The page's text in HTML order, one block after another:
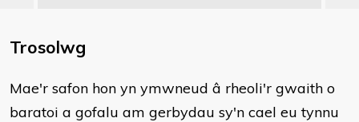
Trosolwg
​Mae'r safon hon yn ymwneud â rheoli'r gwaith o
baratoi a gofalu am gerbydau sy'n cael eu tynnu